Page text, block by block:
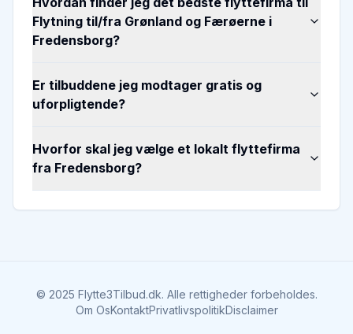
Flytning til/fra Grønland og Færøerne i
Fredensborg?
Er tilbuddene jeg modtager gratis og
uforpligtende?
Hvorfor skal jeg vælge et lokalt flyttefirma
fra Fredensborg?
© 2025 Flytte3Tilbud.dk. Alle rettigheder forbeholdes.
Om OsKontaktPrivatlivspolitikDisclaimer